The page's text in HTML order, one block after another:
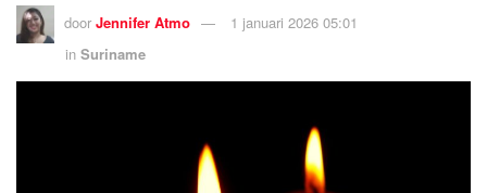
door Jennifer Atmo
1 januari 2026 05:01
in Suriname